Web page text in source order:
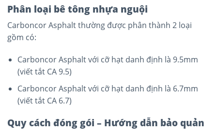
Phân loại bê tông nhựa nguội
Carboncor Asphalt thường được phân thành 2 loại
gồm có:
Carboncor Asphalt với cỡ hạt danh định là 9.5mm
(viết tắt CA 9.5)
Carboncor Asphalt với cỡ hạt danh định là 6.7mm
(viết tắt CA 6.7)
Quy cách đóng gói – Hướng dẫn bảo quản